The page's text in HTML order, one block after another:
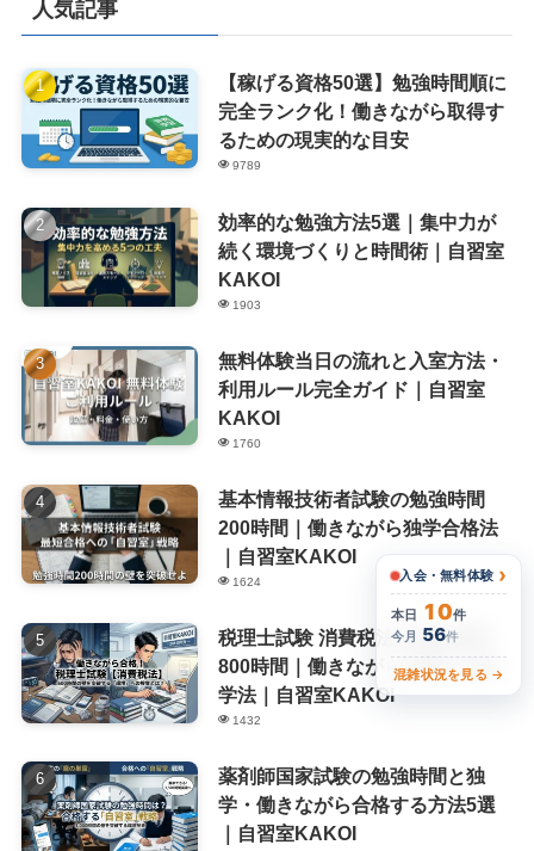
人気記事
【稼げる資格50選】勉強時間順に
完全ランク化！働きながら取得す
るための現実的な目安
9789
効率的な勉強方法5選｜集中力が
続く環境づくりと時間術｜自習室
KAKOI
1903
無料体験当日の流れと入室方法・
利用ルール完全ガイド｜自習室
KAKOI
1760
基本情報技術者試験の勉強時間
200時間｜働きながら独学合格法
｜自習室KAKOI
1624
税理士試験 消費税法の勉強時間
800時間｜働きながら合格する独
学法｜自習室KAKOI
1432
薬剤師国家試験の勉強時間と独
学・働きながら合格する方法5選
｜自習室KAKOI
入会・無料体験 ›
本日 10件
今月 56件
混雑状況を見る →